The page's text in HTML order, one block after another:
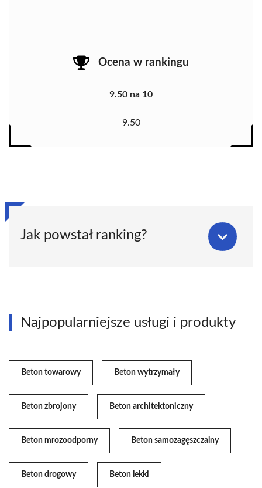
Ocena w rankingu
9.50 na 10
9.50
Jak powstał ranking?
Najpopularniejsze usługi i produkty
Beton towarowy Beton wytrzymały
Beton zbrojony Beton architektoniczny
Beton mrozoodporny Beton samozagęszczalny
Beton drogowy Beton lekki